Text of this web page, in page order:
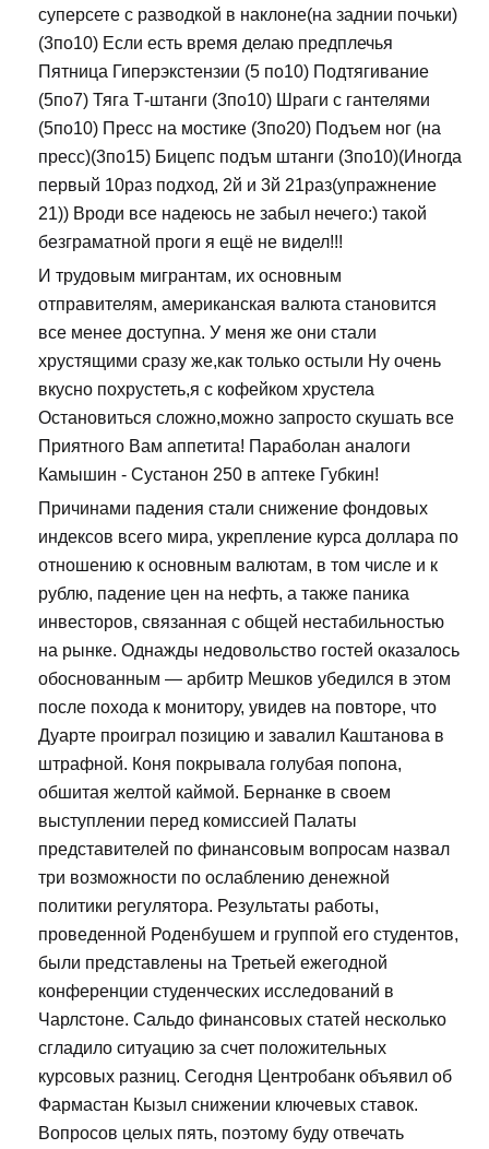
суперсете с разводкой в наклоне(на заднии почьки)
(3по10) Если есть время делаю предплечья
Пятница Гиперэкстензии (5 по10) Подтягивание
(5по7) Тяга Т-штанги (3по10) Шраги с гантелями
(5по10) Пресс на мостике (3по20) Подъем ног (на
пресс)(3по15) Бицепс подъм штанги (3по10)(Иногда
первый 10раз подход, 2й и 3й 21раз(упражнение
21)) Вроди все надеюсь не забыл нечего:) такой
безграматной проги я ещё не видел!!!
И трудовым мигрантам, их основным
отправителям, американская валюта становится
все менее доступна. У меня же они стали
хрустящими сразу же,как только остыли Ну очень
вкусно похрустеть,я с кофейком хрустела
Остановиться сложно,можно запросто скушать все
Приятного Вам аппетита! Параболан аналоги
Камышин - Сустанон 250 в аптеке Губкин!
Причинами падения стали снижение фондовых
индексов всего мира, укрепление курса доллара по
отношению к основным валютам, в том числе и к
рублю, падение цен на нефть, а также паника
инвесторов, связанная с общей нестабильностью
на рынке. Однажды недовольство гостей оказалось
обоснованным — арбитр Мешков убедился в этом
после похода к монитору, увидев на повторе, что
Дуарте проиграл позицию и завалил Каштанова в
штрафной. Коня покрывала голубая попона,
обшитая желтой каймой. Бернанке в своем
выступлении перед комиссией Палаты
представителей по финансовым вопросам назвал
три возможности по ослаблению денежной
политики регулятора. Результаты работы,
проведенной Роденбушем и группой его студентов,
были представлены на Третьей ежегодной
конференции студенческих исследований в
Чарлстоне. Сальдо финансовых статей несколько
сгладило ситуацию за счет положительных
курсовых разниц. Сегодня Центробанк объявил об
Фармастан Кызыл снижении ключевых ставок.
Вопросов целых пять, поэтому буду отвечать